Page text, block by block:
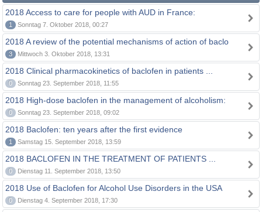
2018 Access to care for people with AUD in France:
1 Sonntag 7. Oktober 2018, 00:27
2018 A review of the potential mechanisms of action of baclo
3 Mittwoch 3. Oktober 2018, 13:31
2018 Clinical pharmacokinetics of baclofen in patients ...
0 Sonntag 23. September 2018, 11:55
2018 High-dose baclofen in the management of alcoholism:
0 Sonntag 23. September 2018, 09:02
2018 Baclofen: ten years after the first evidence
1 Samstag 15. September 2018, 13:59
2018 BACLOFEN IN THE TREATMENT OF PATIENTS ...
0 Dienstag 11. September 2018, 13:50
2018 Use of Baclofen for Alcohol Use Disorders in the USA
0 Dienstag 4. September 2018, 17:30